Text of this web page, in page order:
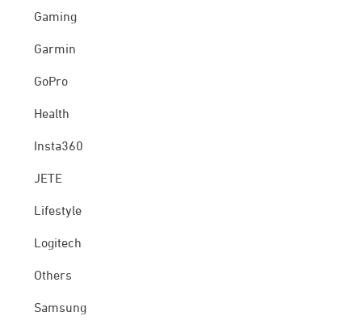
Gaming
Garmin
GoPro
Health
Insta360
JETE
Lifestyle
Logitech
Others
Samsung